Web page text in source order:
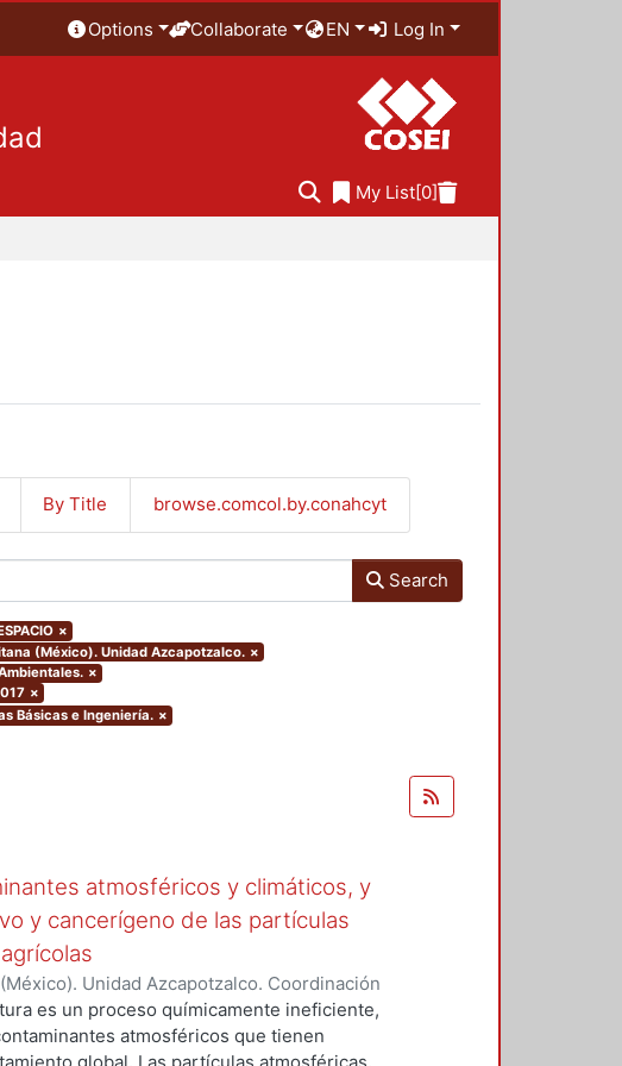
Options Collaborate EN Log In
My List[0]
By Title browse.comcol.by.conahcyt
Search
×
(México). Unidad Azcapotzalco. ×
×
×
Básicas e Ingeniería. ×
atmosféricos y climáticos, y
y cancerígeno de las partículas
Unidad Azcapotzalco. Coordinación
DE LA ROSA, NAXIELI
es un proceso químicamente ineficiente,
atmosféricos que tienen